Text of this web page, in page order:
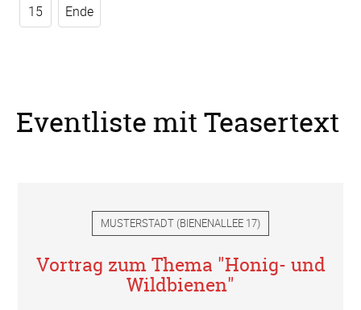
15 Ende
Eventliste mit Teasertext
MUSTERSTADT (BIENENALLEE 17)
Vortrag zum Thema "Honig- und
Wildbienen"